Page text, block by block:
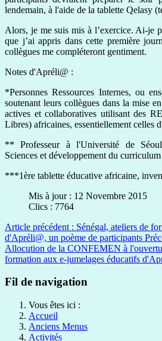
lendemain, à l'aide de la tablette Qelasy
Alors, je me suis mis à l’exercice. Ai-je
que j’ai appris dans cette première
collègues me compléteront gentiment.
Notes d'Apréli@ :
*Personnes Ressources Internes, ou
soutenant leurs collègues dans la mise
actives et collaboratives utilisant des
Libres) africaines, essentiellement celles
** Professeur à l'Université de
Sciences et développement du curriculum
***1ère tablette éducative africaine,
Mis à jour : 12 Novembre 2015
Clics : 7764
Article précédent : Sénégal, ateliers de
d'Apréli@, un poème de participants
Allocution de la CONFEMEN à
formation aux e-jumelages éducatifs
Fil de navigation
Vous êtes ici :
Accueil
Anciens Menus
Activités